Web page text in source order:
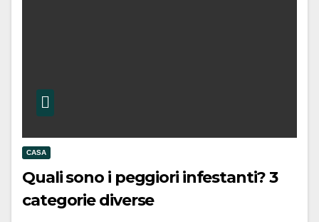
CASA
Quali sono i peggiori infestanti? 3
categorie diverse